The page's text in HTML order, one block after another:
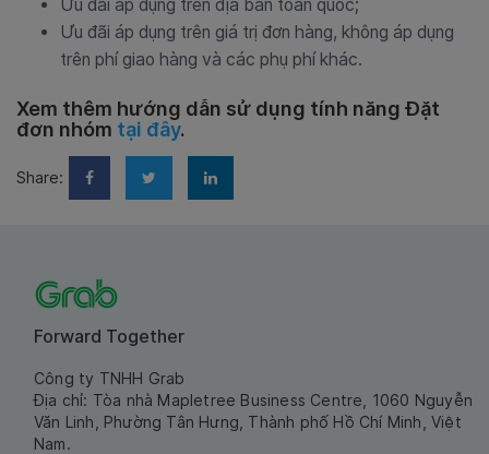
Ưu đãi áp dụng trên địa bàn toàn quốc;
Ưu đãi áp dụng trên giá trị đơn hàng, không áp dụng
trên phí giao hàng và các phụ phí khác.
Xem thêm hướng dẫn sử dụng tính năng Đặt
đơn nhóm tại đây.
Share:
Forward Together
Công ty TNHH Grab
Địa chỉ: Tòa nhà Mapletree Business Centre, 1060 Nguyễn
Văn Linh, Phường Tân Hưng, Thành phố Hồ Chí Minh, Việt
Nam.